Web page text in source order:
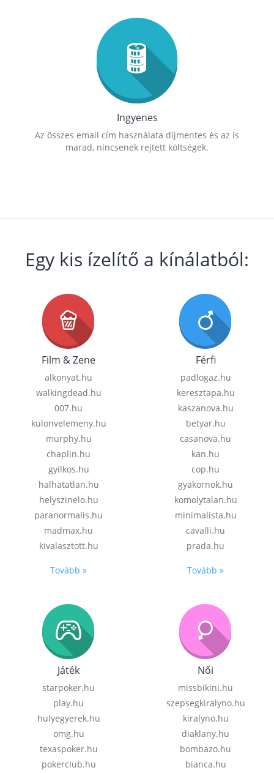
Ingyenes
Az összes email cím használata díjmentes és az is
marad, nincsenek rejtett költségek.
Egy kis ízelítő a kínálatból:
Film & Zene
alkonyat.hu
walkingdead.hu
007.hu
kulonvelemeny.hu
murphy.hu
chaplin.hu
gyilkos.hu
halhatatlan.hu
helyszinelo.hu
paranormalis.hu
madmax.hu
kivalasztott.hu
Tovább »
Férfi
padlogaz.hu
keresztapa.hu
kaszanova.hu
betyar.hu
casanova.hu
kan.hu
cop.hu
gyakornok.hu
komolytalan.hu
minimalista.hu
cavalli.hu
prada.hu
Tovább »
Játék
starpoker.hu
play.hu
hulyegyerek.hu
omg.hu
texaspoker.hu
pokerclub.hu
Női
missbikini.hu
szepsegkiralyno.hu
kiralyno.hu
diaklany.hu
bombazo.hu
bianca.hu